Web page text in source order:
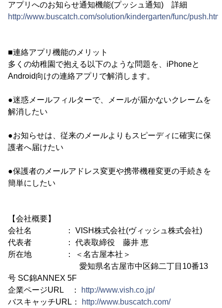
アプリへのお知らせ通知機能(プッシュ通知) 詳細
http://www.buscatch.com/solution/kindergarten/func/
■連絡アプリ機能のメリット
多くの幼稚園で抱える以下のような問題を、iPhoneと
Android向けの連絡アプリで解消します。
●迷惑メールフィルターで、メールが届かないクレームを
解消したい
●お知らせは、従来のメールよりもスピーディに確実に保
護者へ届けたい
●保護者のメールアドレス変更や携帯機種変更の手続きを
簡単にしたい
【会社概要】
会社名 ： VISH株式会社(ヴィッシュ株式会社)
代表者 ： 代表取締役 藤井 恵
所在地 ： ＜名古屋本社＞
愛知県名古屋市中区錦二丁目10番13
号 SC錦ANNEX 5F
企業ページURL ：
http://www.vish.co.jp/
バスキャッチURL：
http://www.buscatch.com/